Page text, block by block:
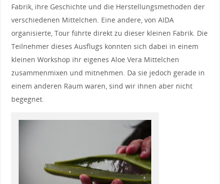
Fabrik, ihre Geschichte und die Herstellungsmethoden der
verschiedenen Mittelchen. Eine andere, von AIDA
organisierte, Tour führte direkt zu dieser kleinen Fabrik. Die
Teilnehmer dieses Ausflugs konnten sich dabei in einem
kleinen Workshop ihr eigenes Aloe Vera Mittelchen
zusammenmixen und mitnehmen. Da sie jedoch gerade in
einem anderen Raum waren, sind wir ihnen aber nicht
begegnet.